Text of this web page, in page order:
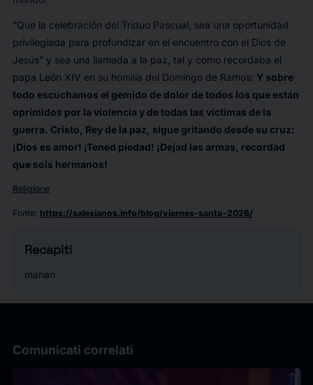
“Que la celebración del Triduo Pascual, sea una oportunidad
privilegiada para profundizar en el encuentro con el Dios de
Jesús” y sea una llamada a la paz, tal y como recordaba el
papa León XIV en su homilía del Domingo de Ramos: Y sobre
todo escuchamos el gemido de dolor de todos los que están
oprimidos por la violencia y de todas las víctimas de la
guerra. Cristo, Rey de la paz, sigue gritando desde su cruz:
¡Dios es amor! ¡Tened piedad! ¡Dejad las armas, recordad
que sois hermanos!
Religione
Fonte: https://salesianos.info/blog/viernes-santo-2026/
Recapiti
marian
Comunicati correlati